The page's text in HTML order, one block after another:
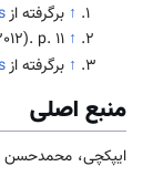
↑ برگرفته از
↑
p. 11.
↑ برگرفته از
منبع اصلی
ایپکچی، محمدحسن (1399). جامعه و